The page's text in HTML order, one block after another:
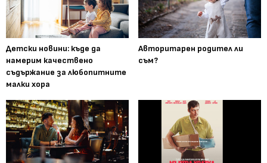
Детски новини: къде да
намерим качествено
съдържание за любопитните
малки хора
Авторитарен родител ли
съм?